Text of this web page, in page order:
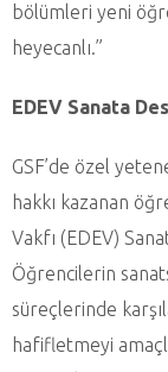
bölümleri yeni
heyecanlı.”
EDEV Sanata
GSF’de özel
hakkı kazanan
Vakfı (EDEV)
Öğrencilerin
süreçlerinde
hafifletmeyi